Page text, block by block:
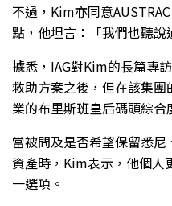
不過，Kim亦同意
點，他坦言：「我們也聽說
據悉，IAG對Kim的長篇專
救助方案之後，但在該集
業的布里斯班皇后碼頭綜
當被問及是否希望保留悉
資產時，Kim表示，他個
一選項。